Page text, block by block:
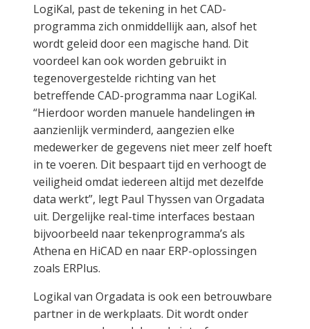
LogiKal, past de tekening in het CAD-
programma zich onmiddellijk aan, alsof het
wordt geleid door een magische hand. Dit
voordeel kan ook worden gebruikt in
tegenovergestelde richting van het
betreffende CAD-programma naar LogiKal.
“Hierdoor worden manuele handelingen in
aanzienlijk verminderd, aangezien elke
medewerker de gegevens niet meer zelf hoeft
in te voeren. Dit bespaart tijd en verhoogt de
veiligheid omdat iedereen altijd met dezelfde
data werkt”, legt Paul Thyssen van Orgadata
uit. Dergelijke real-time interfaces bestaan ​​
bijvoorbeeld naar tekenprogramma’s als
Athena en HiCAD en naar ERP-oplossingen
zoals ERPlus.
Logikal van Orgadata is ook een betrouwbare
partner in de werkplaats. Dit wordt onder